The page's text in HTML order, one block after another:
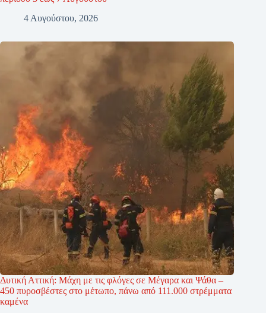
4 Αυγούστου, 2026
Δυτική Αττική: Μάχη με τις φλόγες σε Μέγαρα και Ψάθα –
450 πυροσβέστες στο μέτωπο, πάνω από 111.000 στρέμματα
καμένα